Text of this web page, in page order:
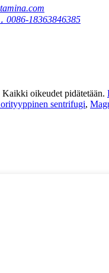
0086-18363846385
oikeudet pidätetään.
sentrifugi,